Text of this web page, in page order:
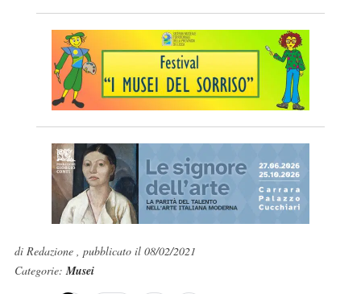
di Redazione , pubblicato il 08/02/2021
Categorie:Musei